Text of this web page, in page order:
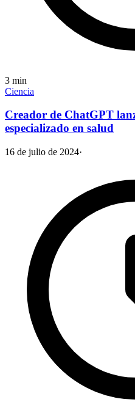
3 min
Ciencia
Creador de ChatGPT
especializado en salud
16 de julio de 2024·